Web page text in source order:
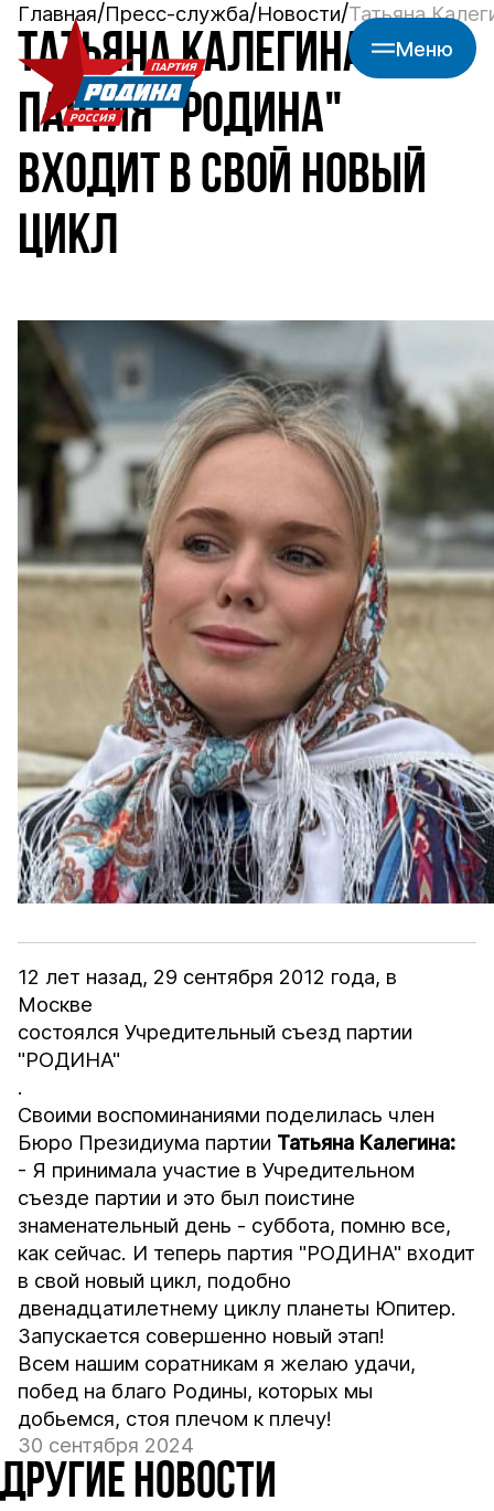
Меню
Главная Пресс-служба Новости Татьяна
ТАТЬЯНА КАЛЕГИНА:
ПАРТИЯ "РОДИНА"
ВХОДИТ В СВОЙ НОВЫЙ
ЦИКЛ
12 лет назад, 29 сентября 2012 года, в
Москве
состоялся Учредительный съезд партии
"РОДИНА"
.
Своими воспоминаниями поделилась член
Бюро Президиума партии Татьяна Калегина:
- Я принимала участие в Учредительном
съезде партии и это был поистине
знаменательный день - суббота, помню все,
как сейчас. И теперь партия "РОДИНА" входит
в свой новый цикл, подобно
двенадцатилетнему циклу планеты Юпитер.
Запускается совершенно новый этап!
Всем нашим соратникам я желаю удачи,
побед на благо Родины, которых мы
добьемся, стоя плечом к плечу!
30 сентября 2024
ДРУГИЕ НОВОСТИ